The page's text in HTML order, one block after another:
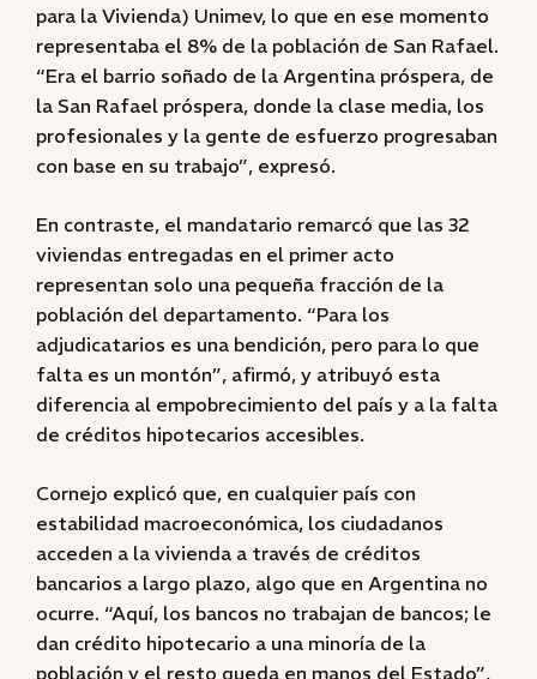
para la Vivienda) Unimev, lo que en ese momento
representaba el 8% de la población de San Rafael.
“Era el barrio soñado de la Argentina próspera, de
la San Rafael próspera, donde la clase media, los
profesionales y la gente de esfuerzo progresaban
con base en su trabajo”, expresó.
En contraste, el mandatario remarcó que las 32
viviendas entregadas en el primer acto
representan solo una pequeña fracción de la
población del departamento. “Para los
adjudicatarios es una bendición, pero para lo que
falta es un montón”, afirmó, y atribuyó esta
diferencia al empobrecimiento del país y a la falta
de créditos hipotecarios accesibles.
Cornejo explicó que, en cualquier país con
estabilidad macroeconómica, los ciudadanos
acceden a la vivienda a través de créditos
bancarios a largo plazo, algo que en Argentina no
ocurre. “Aquí, los bancos no trabajan de bancos; le
dan crédito hipotecario a una minoría de la
población y el resto queda en manos del Estado”,